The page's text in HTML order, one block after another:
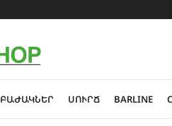
ԲԱԺԱԿՆԵՐ ՍՈՒՐՃ BARLINE